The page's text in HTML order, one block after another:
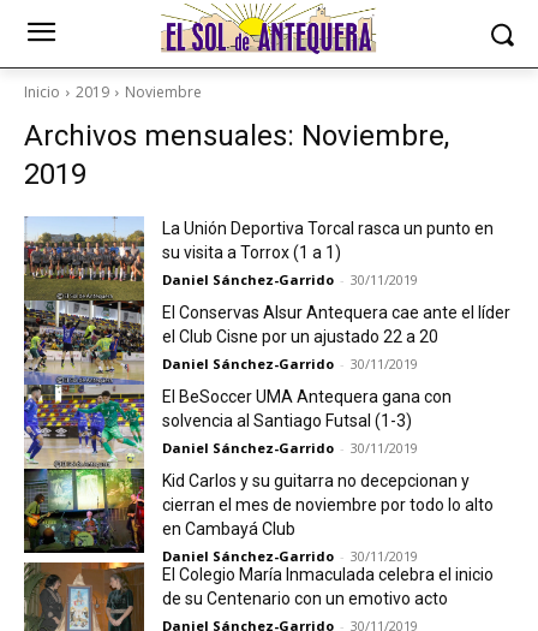
Inicio 2019 Noviembre
Archivos mensuales: Noviembre,
2019
La Unión Deportiva Torcal rasca un punto en
su visita a Torrox (1 a 1)
Daniel Sánchez-Garrido - 30/11/2019
El Conservas Alsur Antequera cae ante el líder
el Club Cisne por un ajustado 22 a 20
Daniel Sánchez-Garrido - 30/11/2019
El BeSoccer UMA Antequera gana con
solvencia al Santiago Futsal (1-3)
Daniel Sánchez-Garrido - 30/11/2019
Kid Carlos y su guitarra no decepcionan y
cierran el mes de noviembre por todo lo alto
en Cambayá Club
Daniel Sánchez-Garrido - 30/11/2019
El Colegio María Inmaculada celebra el inicio
de su Centenario con un emotivo acto
Daniel Sánchez-Garrido - 30/11/2019